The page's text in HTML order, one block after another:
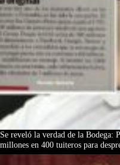
Se reveló la verdad de la Bodega:
millones en 400 tuiteros para